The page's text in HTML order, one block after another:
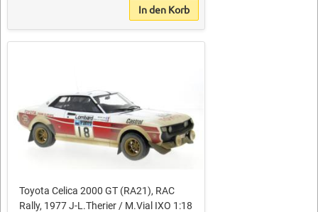
In den Korb
Toyota Celica 2000 GT (RA21), RAC
Rally, 1977 J-L.Therier / M.Vial IXO 1:18